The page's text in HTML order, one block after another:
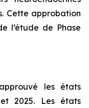
Cette approbation
l’étude de Phase
les états
2025. Les états